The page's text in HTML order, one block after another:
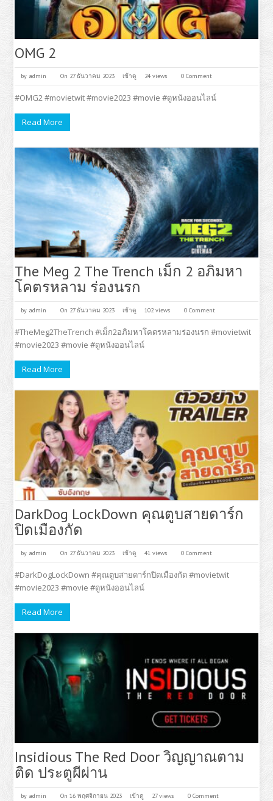
OMG 2
by admin On 27 ธันวาคม 2023 เข้าดู 24 views 0 Comment
#OMG2 #movietwit #movie2023 #movie #ดูหนังออนไลน์
Read More
The Meg 2 The Trench เม็ก 2 อภิมหา
โคตรหลาม ร่องนรก
by admin On 27 ธันวาคม 2023 เข้าดู 102 views 0 Comment
#TheMeg2TheTrench #เม็ก2อภิมหาโคตรหลามร่องนรก #movietwit
#movie2023 #movie #ดูหนังออนไลน์
Read More
DarkDog LockDown คุณตูบสายดาร์ก
ปิดเมืองกัด
by admin On 27 ธันวาคม 2023 เข้าดู 41 views 0 Comment
#DarkDogLockDown #คุณตูบสายดาร์กปิดเมืองกัด #movietwit
#movie2023 #movie #ดูหนังออนไลน์
Read More
Insidious The Red Door วิญญาณตาม
ติด ประตูผีผ่าน
by admin On 16 พฤศจิกายน 2023 เข้าดู 27 views 0 Comment